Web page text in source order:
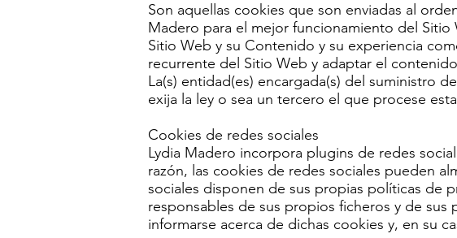
Son aquellas cookies que son enviadas al
Madero para el mejor funcionamiento del Sitio
Sitio Web y su Contenido y su experiencia
recurrente del Sitio Web y adaptar el
La(s) entidad(es) encargada(s) del suministro
exija la ley o sea un tercero el que procese
Cookies de redes sociales​
Lydia Madero incorpora plugins de redes
razón, las cookies de redes sociales pueden
sociales disponen de sus propias políticas de
responsables de sus propios ficheros y de sus
informarse acerca de dichas cookies y, en su